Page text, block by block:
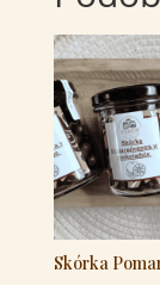
Skórka